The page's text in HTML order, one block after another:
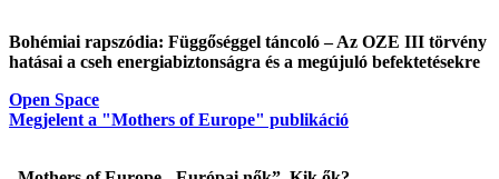
Bohémiai rapszódia: Függőséggel táncoló – Az OZE III törvény
hatásai a cseh energiabiztonságra és a megújuló befektetésekre
Open Space
Megjelent a "Mothers of Europe" publikáció